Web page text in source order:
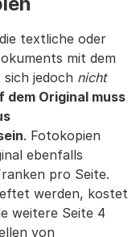
textliche oder
mit dem
sich jedoch nicht
dem Original muss
. Fotokopien
ebenfalls
pro Seite.
werden, kostet
weitere Seite 4
von